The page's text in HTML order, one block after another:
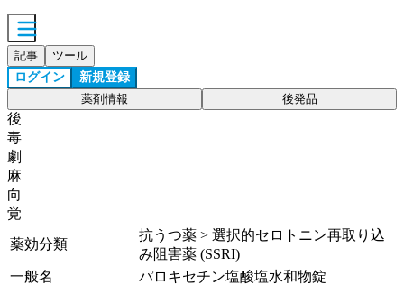
記事 ツール
ログイン 新規登録
薬剤情報 後発品
後
毒
劇
麻
向
覚
薬効分類
抗うつ薬 > 選択的セロトニン再取り込
み阻害薬 (SSRI)
一般名
パロキセチン塩酸塩水和物錠